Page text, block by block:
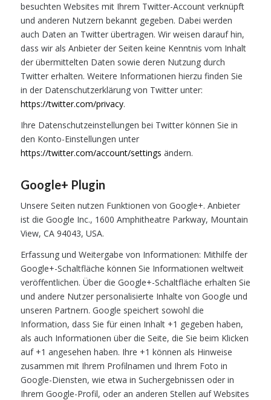
besuchten Websites mit Ihrem Twitter-Account verknüpft
und anderen Nutzern bekannt gegeben. Dabei werden
auch Daten an Twitter übertragen. Wir weisen darauf hin,
dass wir als Anbieter der Seiten keine Kenntnis vom Inhalt
der übermittelten Daten sowie deren Nutzung durch
Twitter erhalten. Weitere Informationen hierzu finden Sie
in der Datenschutzerklärung von Twitter unter:
https://twitter.com/privacy.
Ihre Datenschutzeinstellungen bei Twitter können Sie in
den Konto-Einstellungen unter
https://twitter.com/account/settings ändern.
Google+ Plugin
Unsere Seiten nutzen Funktionen von Google+. Anbieter
ist die Google Inc., 1600 Amphitheatre Parkway, Mountain
View, CA 94043, USA.
Erfassung und Weitergabe von Informationen: Mithilfe der
Google+-Schaltfläche können Sie Informationen weltweit
veröffentlichen. Über die Google+-Schaltfläche erhalten Sie
und andere Nutzer personalisierte Inhalte von Google und
unseren Partnern. Google speichert sowohl die
Information, dass Sie für einen Inhalt +1 gegeben haben,
als auch Informationen über die Seite, die Sie beim Klicken
auf +1 angesehen haben. Ihre +1 können als Hinweise
zusammen mit Ihrem Profilnamen und Ihrem Foto in
Google-Diensten, wie etwa in Suchergebnissen oder in
Ihrem Google-Profil, oder an anderen Stellen auf Websites